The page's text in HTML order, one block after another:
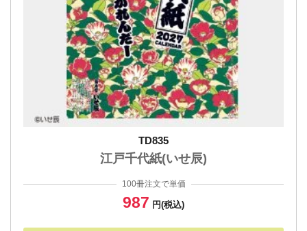
TD835
江戸千代紙(いせ辰)
100冊注文で単価
987 円(税込)